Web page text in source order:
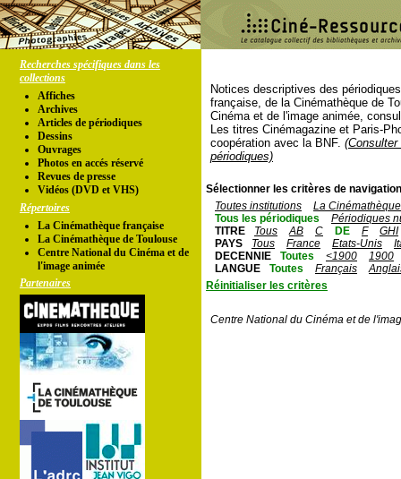
Recherches spécifiques dans les
collections
Affiches
Archives
Articles de périodiques
Dessins
Ouvrages
Photos en accés réservé
Revues de presse
Vidéos (DVD et VHS)
Répertoires
La Cinémathèque française
La Cinémathèque de Toulouse
Centre National du Cinéma et de
l'image animée
Partenaires
Notices descriptives des
française, de la Cinémathèque de
Cinéma et de l'image animée,
Les titres Cinémagazine et Paris-
coopération avec la BNF.
périodiques)
Sélectionner les critères de
Toutes institutions
La
Tous les périodiques
Périodiques
TITRE
Tous AB C DE F
GHI
PAYS
Tous France Etats-Unis
DECENNIE
Toutes <1900
1900
LANGUE
Toutes Français
Réinitialiser les critères
Centre National du Cinéma et de